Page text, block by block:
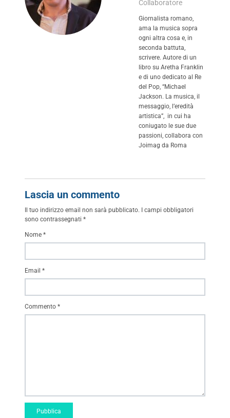
Collaboratore
Giornalista romano,
ama la musica sopra
ogni altra cosa e, in
seconda battuta,
scrivere. Autore di un
libro su Aretha Franklin
e di uno dedicato al Re
del Pop, “Michael
Jackson. La musica, il
messaggio, l’eredità
artistica”, in cui ha
coniugato le sue due
passioni, collabora con
Joimag da Roma
Lascia un commento
Il tuo indirizzo email non sarà pubblicato. I campi obbligatori
sono contrassegnati *
Commento *
Nome *
Email *